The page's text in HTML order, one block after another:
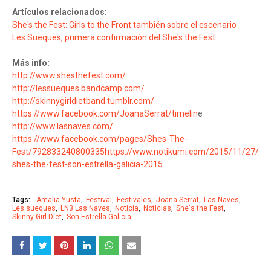
Artículos relacionados:
She's the Fest: Girls to the Front también sobre el escenario
Les Sueques, primera confirmación del She's the Fest
Más info:
http://www.shesthefest.com/
http://lessueques.bandcamp.com/
http://skinnygirldietband.tumblr.com/
https://www.facebook.com/JoanaSerrat/timeline
http://www.lasnaves.com/
https://www.facebook.com/pages/Shes-The-
Fest/792833240800335https://www.notikumi.com/2015/11/27/
shes-the-fest-son-estrella-galicia-2015
Tags: Amalia Yusta Festival Festivales Joana Serrat
Las Naves
Les sueques
LN3 Las Naves Noticia Noticias
She's the Fest
Skinny Girl Diet Son Estrella Galicia